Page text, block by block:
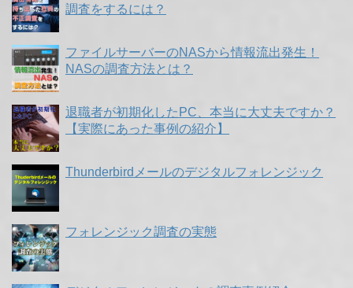
調査をするには？
ファイルサーバーのNASから情報流出発生！
NASの調査方法とは？
退職者が初期化したPC、本当に大丈夫ですか？
【実際にあった事例の紹介】
Thunderbirdメールのデジタルフォレンジック
フォレンジック調査の実態